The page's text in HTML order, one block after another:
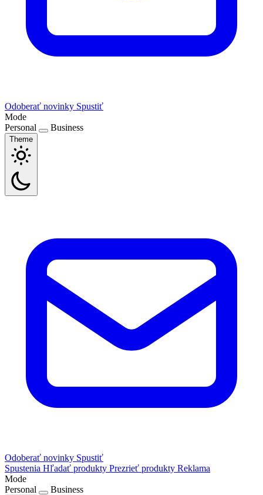
Odoberať novinky Spustiť
Mode
Personal
Business
Theme
Odoberať novinky Spustiť
Spustenia Hľadať produkty Prezrieť produkty Reklama
Mode
Personal
Business